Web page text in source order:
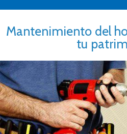
Mantenimiento del
tu